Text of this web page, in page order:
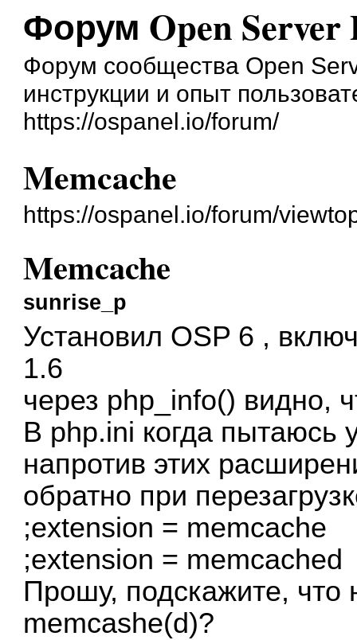
Форум Open Server
Форум сообщества Open
инструкции и опыт
https://ospanel.io/forum/
Memcache
https://ospanel.io/forum/
Memcache
sunrise_p
Установил OSP 6 ,
1.6
через php_info() видно,
В php.ini когда пытаюсь
напротив этих
обратно при
;extension = memcache
;extension = memcached
Прошу, подскажите, что
memcashe(d)?